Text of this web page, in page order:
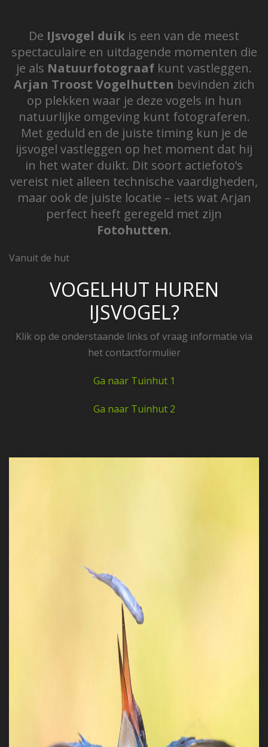
De IJsvogel duik is een van de meest
spectaculaire en uitdagende momenten die
je als Natuurfotograaf kunt vastleggen.
Arjan Troost Vogelhutten bevinden zich
op plekken waar je deze vogels in hun
natuurlijke omgeving kunt fotograferen.
Met geduld en de juiste timing kun je de
ijsvogel vastleggen op het moment dat hij
in het water duikt. Dit soort actiefoto’s
vereist niet alleen technische vaardigheden,
maar ook de juiste locatie – iets wat Arjan
perfect heeft geregeld met zijn
Fotohutten.
Vanuit de hut
VOGELHUT HUREN
IJSVOGEL?
Klik op de onderstaande links of vraag informatie via
het contactformulier
Ga naar Tuinhut 1
Ga naar Tuinhut 2